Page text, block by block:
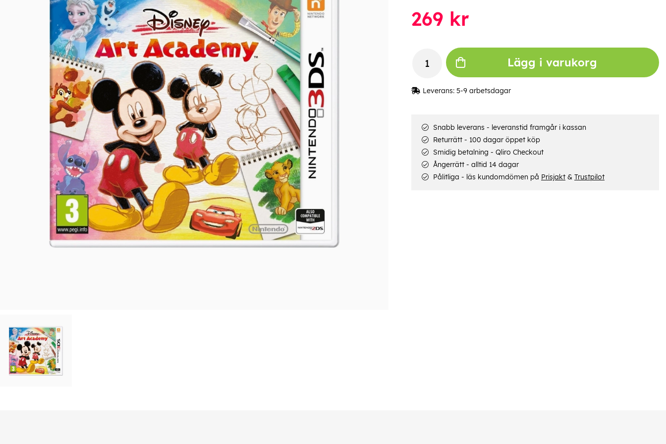
269 kr
Lägg i varukorg
Leverans: 5-9 arbetsdagar
Snabb leverans - leveranstid framgår i kassan
Returrätt - 100 dagar öppet köp
Smidig betalning - Qliro Checkout
Ångerrätt - alltid 14 dagar
Pålitliga - läs kundomdömen på Prisjakt& Trustpilot